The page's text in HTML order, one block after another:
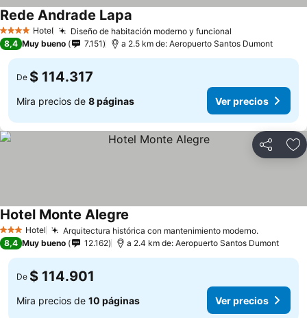
4 EstrellasHotel Diseño de habitación moderno y funcional
Rede Andrade Lapa
8,4 Muy bueno 7.151 a 2.5 km de: Aeropuerto Santos Dumont
De $ 114.317
Mira precios de 8 páginas Ver precios
Compartir
3 Estrellas
Hotel Arquitectura histórica con mantenimiento moderno.
Hotel Monte Alegre
8,4 Muy bueno 12.162 a 2.4 km de: Aeropuerto Santos Dumont
De $ 114.901
Mira precios de 10 páginas Ver precios